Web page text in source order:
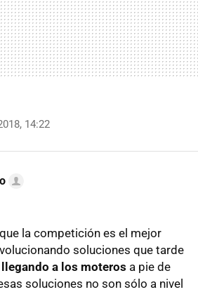
14:22
la competición es el mejor
soluciones que tarde
a los moteros a pie de
soluciones no son sólo a nivel